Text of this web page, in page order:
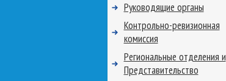
Руководящие органы
Контрольно-ревизионная
комиссия
Региональные отделения и
Представительство